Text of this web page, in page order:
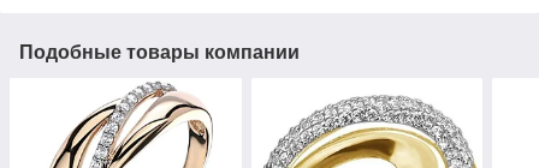
Подобные товары компании